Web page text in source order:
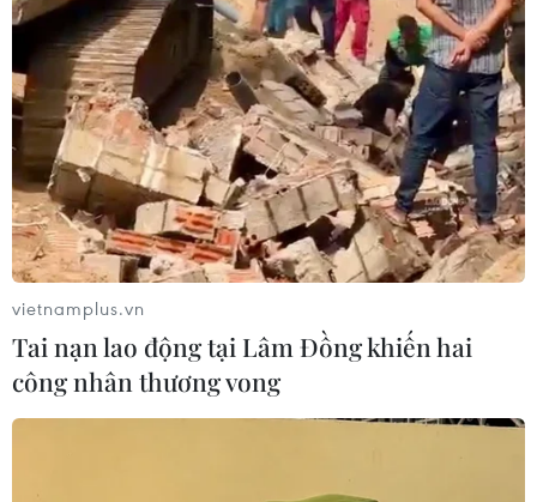
Thổ Nhĩ Kỳ nêu điều kiện để phê chuẩn
vietnamplus.vn
Tai nạn lao động tại Lâm Đồng khiến hai
công nhân thương vong